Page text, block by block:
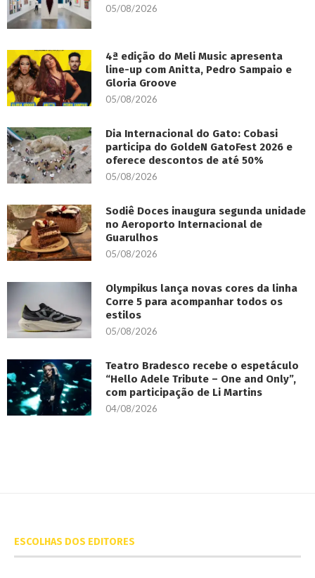
05/08/2026
4ª edição do Meli Music apresenta
line-up com Anitta, Pedro Sampaio e
Gloria Groove
05/08/2026
Dia Internacional do Gato: Cobasi
participa do GoldeN GatoFest 2026 e
oferece descontos de até 50%
05/08/2026
Sodiê Doces inaugura segunda unidade
no Aeroporto Internacional de
Guarulhos
05/08/2026
Olympikus lança novas cores da linha
Corre 5 para acompanhar todos os
estilos
05/08/2026
Teatro Bradesco recebe o espetáculo
“Hello Adele Tribute – One and Only”,
com participação de Li Martins
04/08/2026
ESCOLHAS DOS EDITORES